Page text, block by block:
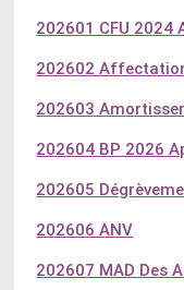
202601 CFU 2024
202602
202603
202604 BP 2026
202605
202606 ANV
202607 MAD Des